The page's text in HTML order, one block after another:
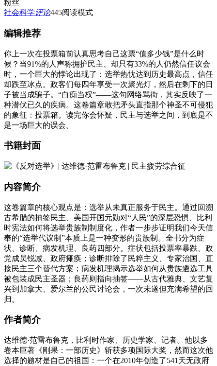
粉丝
社会科学评论445阅读模式
编辑推荐
你上一次在投票箱前认真思考自己这票“值多少钱”是什么时
候？当91%的人声称拥护民主、却只有33%的人仍然信任议会
时，一个巨大的悖论出现了：选举热忱达到历史最高点，信任
却跌至冰点。政客们每四年享受一次聚光灯，然后在剩下的日
子被当成骗子。“白痴当权”——这句网络骂街，其实反映了一
种潜伏已久的疾病。这卷篇章敢把矛头直指那个神圣不可侵犯
的象征：投票箱。读完你会怀疑，民主与选举之间，到底是不
是一场巨大的误会。
书籍封面
内容简介
这卷篇章的核心观点是：选举从未真正服务于民主。通过回溯
古希腊的抽签民主、美国开国元勋对“人民”的深层恐惧、比利
时宪法如何将选举贵族制制度化，作者一步步证明我们今天信
奉的“选举代议制”本质上是一种变形的贵族制。全书分为症
状、诊断、病发机理、良药四部分。症状包括投票率暴跌、政
党成员锐减、政府瘫痪；诊断排除了民粹主义、专家治国、直
接民主三个替代方案；病发机理揭示选举如何从贵族遴选工具
被包装成民主圣器；良药则指向抽签——从古代雅典、文艺复
兴到加拿大、爱尔兰的公民讨论会，一次未遂但充满希望的回
归。
作者简介
达维德·范雷布鲁克，比利时作家、历史学家、记者。他以多
卷本巨著《刚果：一部历史》斩获多项国际大奖，然而这次他
选择的题材是自己的祖国：一个在2010年创造了541天无政府